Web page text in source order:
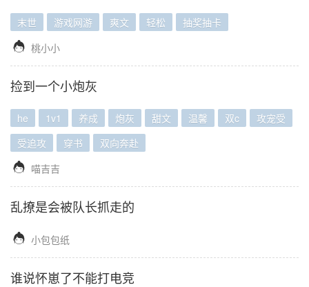
末世 游戏网游 爽文 轻松 抽奖抽卡
 桃小小
捡到一个小炮灰
he 1v1 养成 炮灰 甜文 温馨 双c
攻宠受
受追攻
穿书 双向奔赴
 喵吉吉
乱撩是会被队长抓走的
 小包包纸
谁说怀崽了不能打电竞